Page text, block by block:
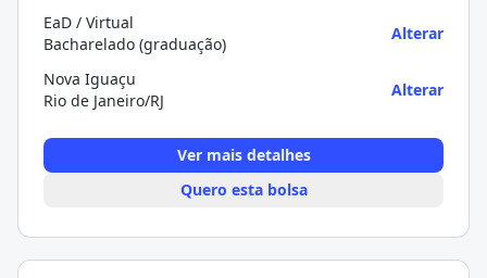
EaD / Virtual
Bacharelado (graduação)
Alterar
Nova Iguaçu
Rio de Janeiro/RJ
Alterar
Ver mais detalhes
Quero esta bolsa